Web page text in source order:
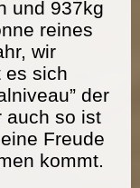
und 937kg
reines
wir
es sich
der
auch so ist
Freude
kommt.